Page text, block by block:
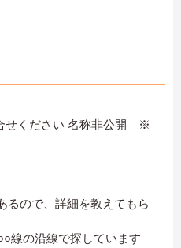
ください 名称非公開 ※
るので、詳細を教えてもら
線の沿線で探しています